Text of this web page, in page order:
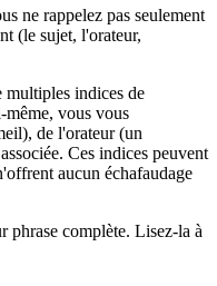
ne rappelez pas seulement
(le sujet, l'orateur,
multiples indices de
vous vous
de l'orateur (un
Ces indices peuvent
aucun échafaudage
phrase complète. Lisez-la à